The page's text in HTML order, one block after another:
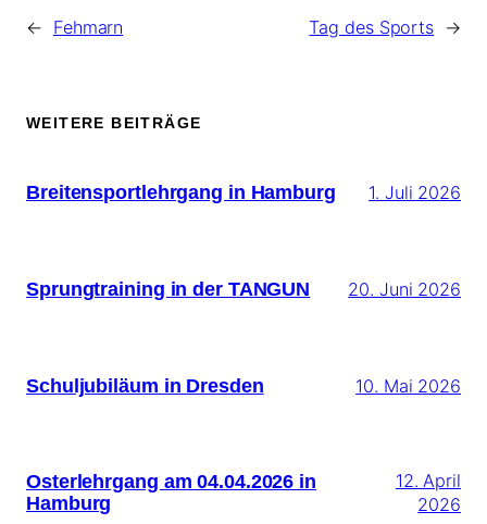
← Fehmarn Tag des Sports →
WEITERE BEITRÄGE
Breitensportlehrgang in Hamburg 1. Juli 2026
Sprungtraining in der TANGUN 20. Juni 2026
Schuljubiläum in Dresden 10. Mai 2026
Osterlehrgang am 04.04.2026 in
Hamburg
12. April
2026